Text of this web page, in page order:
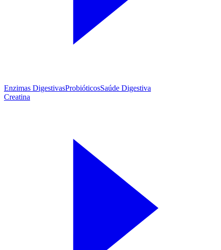
Enzimas DigestivasProbióticosSaúde Digestiva
Creatina